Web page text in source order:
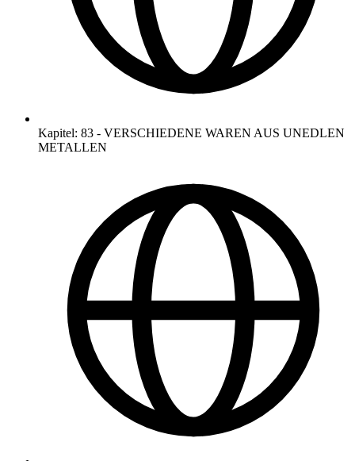
Kapitel: 83 - VERSCHIEDENE WAREN AUS UNEDLEN
METALLEN